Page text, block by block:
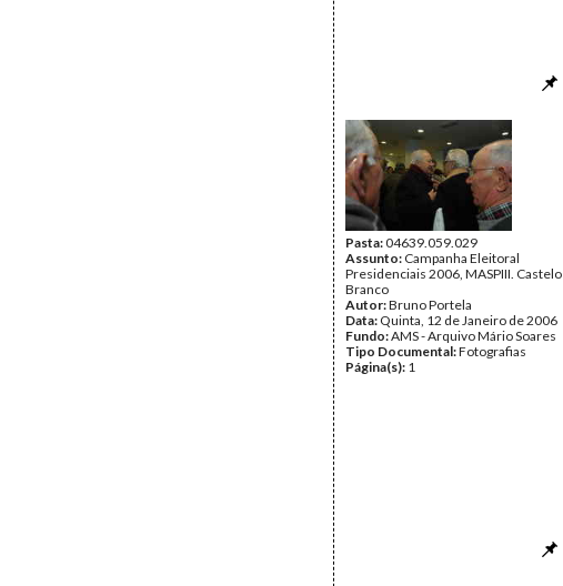
Pasta:04639.059.029
Assunto: Campanha Eleitoral
Presidenciais 2006, MASPIII. Castelo
Branco
Autor:Bruno Portela
Data: Quinta, 12 de Janeiro de 2006
Fundo:AMS - Arquivo Mário Soares
Tipo Documental:Fotografias
Página(s): 1